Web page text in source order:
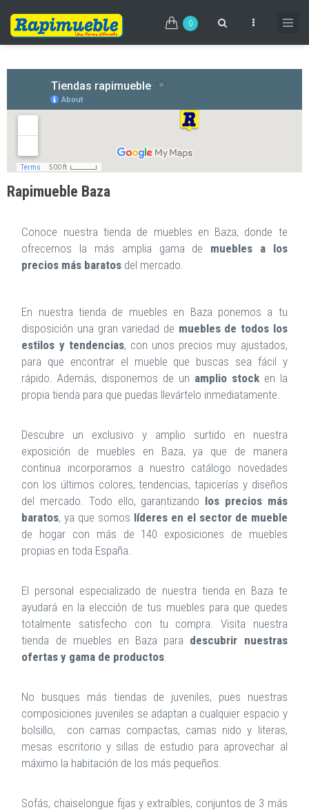
contenido
0
Rapimueble Baza
Conoce nuestra tienda de muebles en Baza, donde te
ofrecemos la más amplia gama de muebles a los
precios más baratos del mercado.
En nuestra tienda de muebles en Baza ponemos a tu
disposición una gran variedad de muebles de todos los
estilos y tendencias, con unos precios muy ajustados,
para que encontrar el mueble que buscas sea fácil y
rápido. Además, disponemos de un amplio stocken la
propia tienda para que puedas llevártelo inmediatamente.
Descubre un exclusivo y amplio surtido en nuestra
exposición de muebles en Baza, ya que de manera
continua incorporamos a nuestro catálogo novedades
con los últimos colores, tendencias, tapicerías y diseños
del mercado. Todo ello, garantizando los precios más
baratos, ya que somos líderes en el sector de mueble
de hogar con más de 140 exposiciones de muebles
propias en toda España.
El personal especializado de nuestra tienda en Baza te
ayudará en la elección de tus muebles para que quedes
totalmente satisfecho con tu compra. Visita nuestra
tienda de muebles en Baza para descubrir nuestras
ofertas y gama de productos.
No busques más tiendas de juveniles, pues nuestras
composiciones juveniles se adaptan a cualquier espacio y
bolsillo, con camas compactas, camas nido y literas,
mesas escritorio y sillas de estudio para aprovechar al
máximo la habitación de los más pequeños.
Sofás, chaiselongue fijas y extraíbles, conjuntos de 3 más